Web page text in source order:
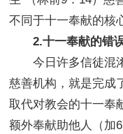
不同于十一奉献的核
2.十一奉献的错
今日许多信徒混淆
慈善机构，就是完成
取代对教会的十一奉
额外奉献助他人（加